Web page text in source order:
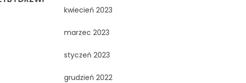
kwiecień 2023
marzec 2023
styczeń 2023
grudzień 2022